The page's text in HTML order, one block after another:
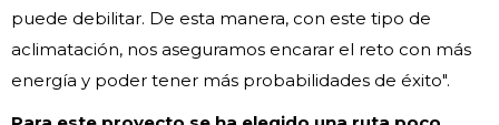
puede debilitar. De esta manera, con este tipo de
aclimatación, nos aseguramos encarar el reto con más
energía y poder tener más probabilidades de éxito".